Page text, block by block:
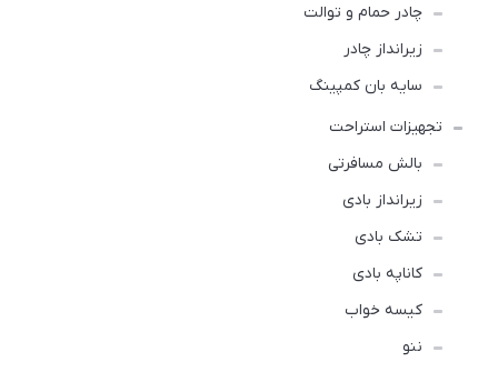
چادر حمام و توالت
زیرانداز چادر
سایه بان کمپینگ
تجهیزات استراحت
بالش مسافرتی
زیرانداز بادی
تشک بادی
کاناپه بادی
کیسه خواب
ننو